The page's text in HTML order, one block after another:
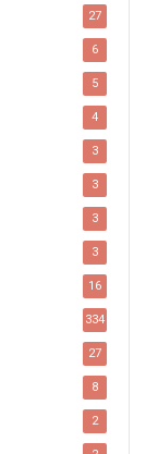
27
6
5
4
3
3
3
3
16
334
27
8
2